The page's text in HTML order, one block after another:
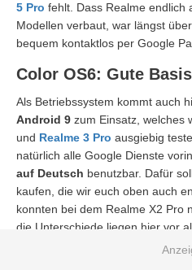
5 Pro fehlt. Dass Realme endlich
Modellen verbaut, war längst
bequem kontaktlos per Google
Color OS6: Gute
Als Betriebssystem kommt auch
Android 9 zum Einsatz, welches
und Realme 3 Pro ausgiebig
natürlich alle Google Dienste
auf Deutsch benutzbar. Dafür
kaufen, die wir euch oben auch
konnten bei dem Realme X2 Pro
die Unterschiede liegen hier vor
das X2 Pro nur auf Englisch